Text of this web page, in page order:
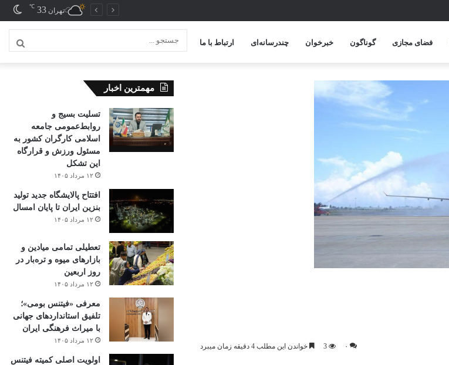
تهران 33
℃
فضای مجازی گوناگون خبرخوان چندرسانه‌ای ارتباط با ما
۰ 3 خواندن این مطلب 4 دقیقه زمان میبرد
مهمترین اخبار
تسلیت بسیج و
روابط‌عمومی جامعه
اسلامی کارگران کشور به
مسئول ورزش و قرارگاه
این تشکل
۱۲ مرداد ۱۴۰۵
افتتاح ‌پالایشگاه جدید تولید
بنزین ایران تا پایان امسال
۱۲ مرداد ۱۴۰۵
تعطیلی تمامی میادین و
بازارهای میوه و تره‌بار در
روز اربعین
۱۲ مرداد ۱۴۰۵
معرفی «فیتنس بومی»؛
تلفیق استانداردهای جهانی
با میراث فرهنگی ایران
۱۲ مرداد ۱۴۰۵
اولویت اصلی کمیته فیتنس